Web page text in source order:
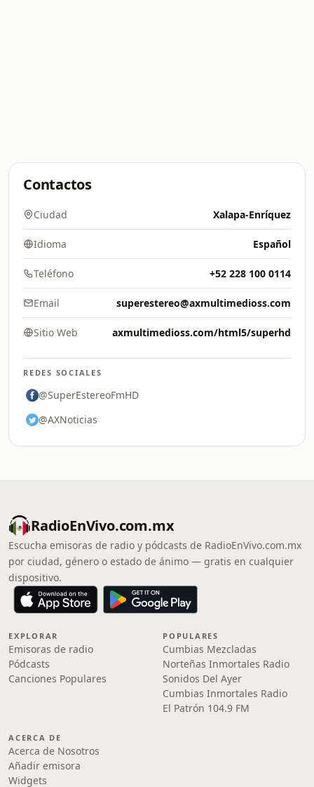
Contactos
Ciudad Xalapa-Enríquez
Idioma Español
Teléfono +52 228 100 0114
Email superestereo@axmultimedioss.com
Sitio Web axmultimedioss.com/html5/superhd
REDES SOCIALES
@SuperEstereoFmHD
@AXNoticias
RadioEnVivo.com.mx
Escucha emisoras de radio y pódcasts de RadioEnVivo.com.mx
por ciudad, género o estado de ánimo — gratis en cualquier
dispositivo.
EXPLORAR
Emisoras de radio
Pódcasts
Canciones Populares
POPULARES
Cumbias Mezcladas
Norteñas Inmortales Radio
Sonidos Del Ayer
Cumbias Inmortales Radio
El Patrón 104.9 FM
ACERCA DE
Acerca de Nosotros
Añadir emisora
Widgets